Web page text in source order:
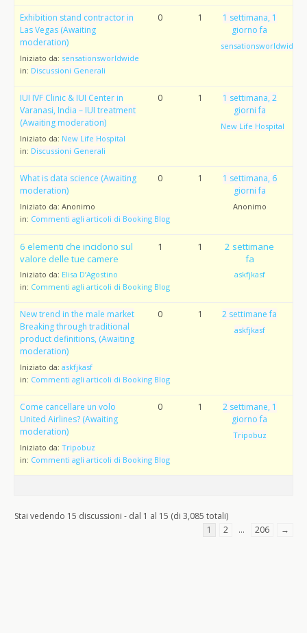
Exhibition stand contractor in
Las Vegas (Awaiting
moderation)
Iniziato da: sensationsworldwide
in: Discussioni Generali
0 1
1 settimana, 1
giorno fa
sensationsworldwide
IUI IVF Clinic & IUI Center in
Varanasi, India – IUI treatment
(Awaiting moderation)
Iniziato da: New Life Hospital
in: Discussioni Generali
0 1
1 settimana, 2
giorni fa
New Life Hospital
What is data science (Awaiting
moderation)
Iniziato da: Anonimo
in: Commenti agli articoli di Booking Blog
0 1
1 settimana, 6
giorni fa
Anonimo
6 elementi che incidono sul
valore delle tue camere
Iniziato da: Elisa D’Agostino
in: Commenti agli articoli di Booking Blog
1 1
2 settimane
fa
askfjkasf
New trend in the male market
Breaking through traditional
product definitions, (Awaiting
moderation)
Iniziato da: askfjkasf
in: Commenti agli articoli di Booking Blog
0 1 2 settimane fa
askfjkasf
Come cancellare un volo
United Airlines? (Awaiting
moderation)
Iniziato da: Tripobuz
in: Commenti agli articoli di Booking Blog
0 1
2 settimane, 1
giorno fa
Tripobuz
Stai vedendo 15 discussioni - dal 1 al 15 (di 3,085 totali)
1
2 … 206 →